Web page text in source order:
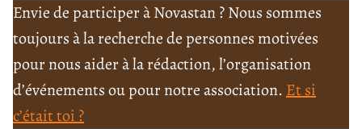
Envie de participer à Novastan ? Nous sommes
toujours à la recherche de personnes motivées
pour nous aider à la rédaction, l’organisation
d’événements ou pour notre association. Et si
c’était toi ?